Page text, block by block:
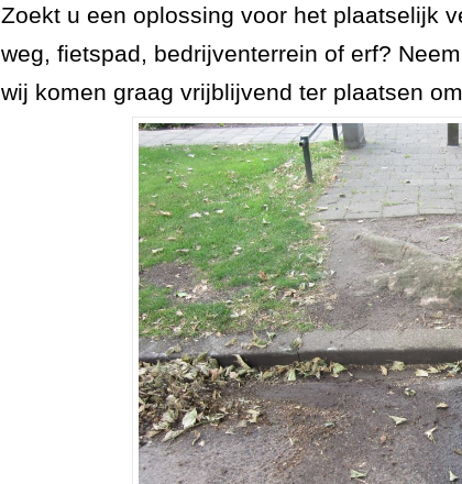
Zoekt u een oplossing voor het plaatselijk
weg, fietspad, bedrijventerrein of erf?
wij komen graag vrijblijvend ter plaatsen